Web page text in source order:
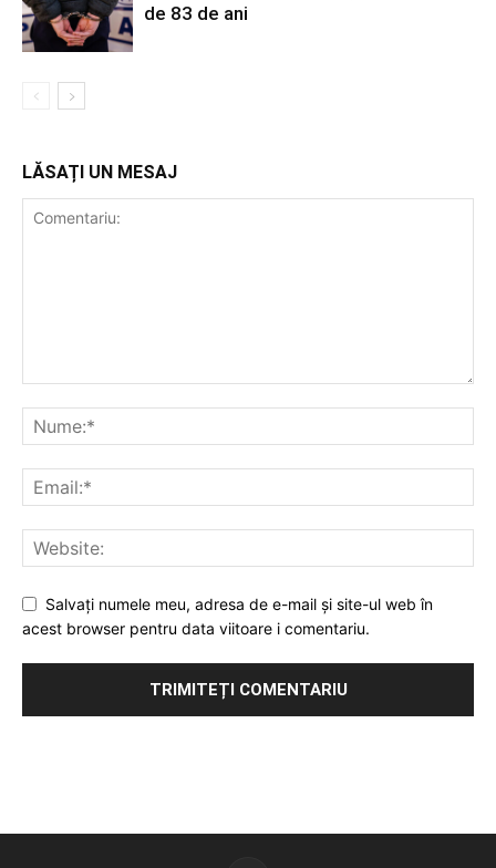
de 83 de ani
LĂSAȚI UN MESAJ
Salvați numele meu, adresa de e-mail și site-ul web în
acest browser pentru data viitoare i comentariu.